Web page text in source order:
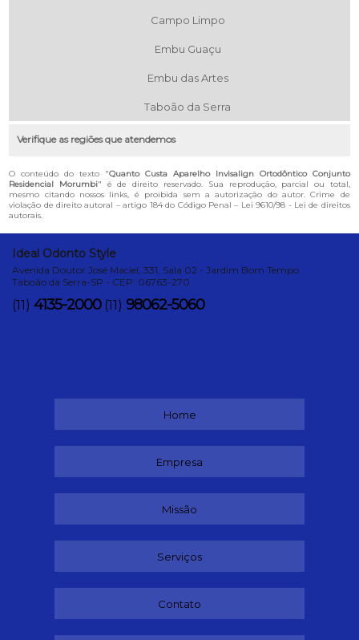
Campo Limpo
Embu Guaçu
Embu das Artes
Taboão da Serra
Verifique as regiões que atendemos
O conteúdo do texto "Quanto Custa Aparelho Invisalign Ortodôntico Conjunto
Residencial Morumbi" é de direito reservado. Sua reprodução, parcial ou total,
mesmo citando nossos links, é proibida sem a autorização do autor. Crime de
violação de direito autoral – artigo 184 do Código Penal – Lei 9610/98 - Lei de direitos
autorais.
Ideal Odonto Style
Avenida Doutor José Maciel, 331, Sala 02 - Jardim Bom Tempo
Taboão da Serra-SP - CEP: 06763-270
(11) 4135-2000 (11) 98062-5060
Home
Empresa
Missão
Serviços
Contato